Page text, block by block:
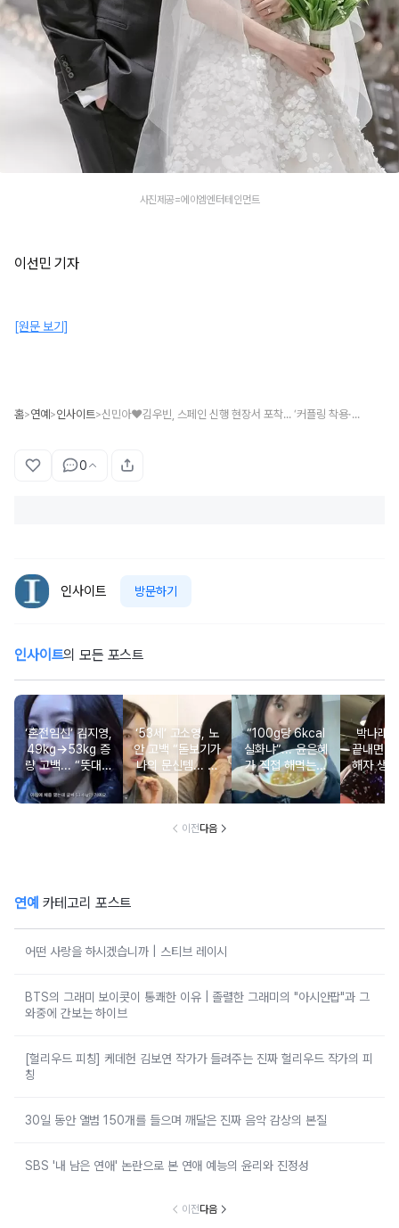
사진제공=에이엠엔터테인먼트
이선민 기자
[원문 보기]
홈>연예 >인사이트> 신민아♥김우빈, 스페인 신행 현장서 포착... ‘커플링 착용·미담’ 눈길
0
인사이트 방문하기
인사이트의 모든 포스트
‘혼전임신’ 김지영,
49kg→53kg 증
량 고백... “뜻대로
안돼”
‘53세’ 고소영, 노
안 고백 “돋보기가
나의 문신템... 받
아들이기로 했다”
“100g당 6kcal
실화냐”... 윤은혜
가 직접 해먹는다
는 ‘저칼로리 건강
밥’ 레시피, 난리
박나래
끝내면
해자 생
이전다음
연예 카테고리 포스트
어떤 사랑을 하시겠습니까 | 스티브 레이시
BTS의 그래미 보이콧이 통쾌한 이유 | 졸렬한 그래미의 "아시안팝"과 그
와중에 간보는 하이브
[헐리우드 피칭] 케데헌 김보연 작가가 들려주는 진짜 헐리우드 작가의 피
칭
30일 동안 앨범 150개를 들으며 깨달은 진짜 음악 감상의 본질
SBS '내 남은 연애' 논란으로 본 연애 예능의 윤리와 진정성
이전다음